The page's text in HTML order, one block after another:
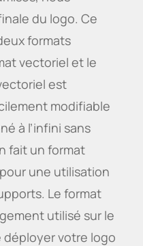
du logo. Ce
formats
vectoriel et le
est
modifiable
à l’infini sans
fait un format
une utilisation
Le format
utilisé sur le
déployer votre logo